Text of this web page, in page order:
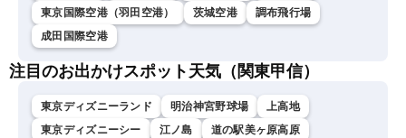
東京国際空港（羽田空港） 茨城空港
調布飛行場
成田国際空港
注目のお出かけスポット天気（関東甲信）
東京ディズニーランド 明治神宮野球場
上高地
東京ディズニーシー
江ノ島
道の駅美ヶ原高原